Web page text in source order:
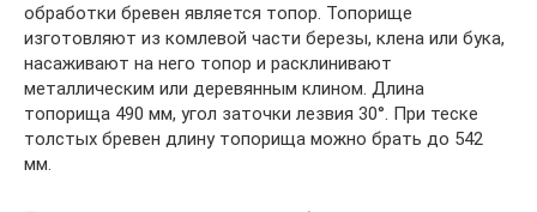
обработки бревен является топор. Топорище
изготовляют из комлевой части березы, клена или бука,
насаживают на него топор и расклинивают
металлическим или деревянным клином. Длина
топорища 490 мм, угол заточки лезвия 30°. При теске
толстых бревен длину топорища можно брать до 542
мм.